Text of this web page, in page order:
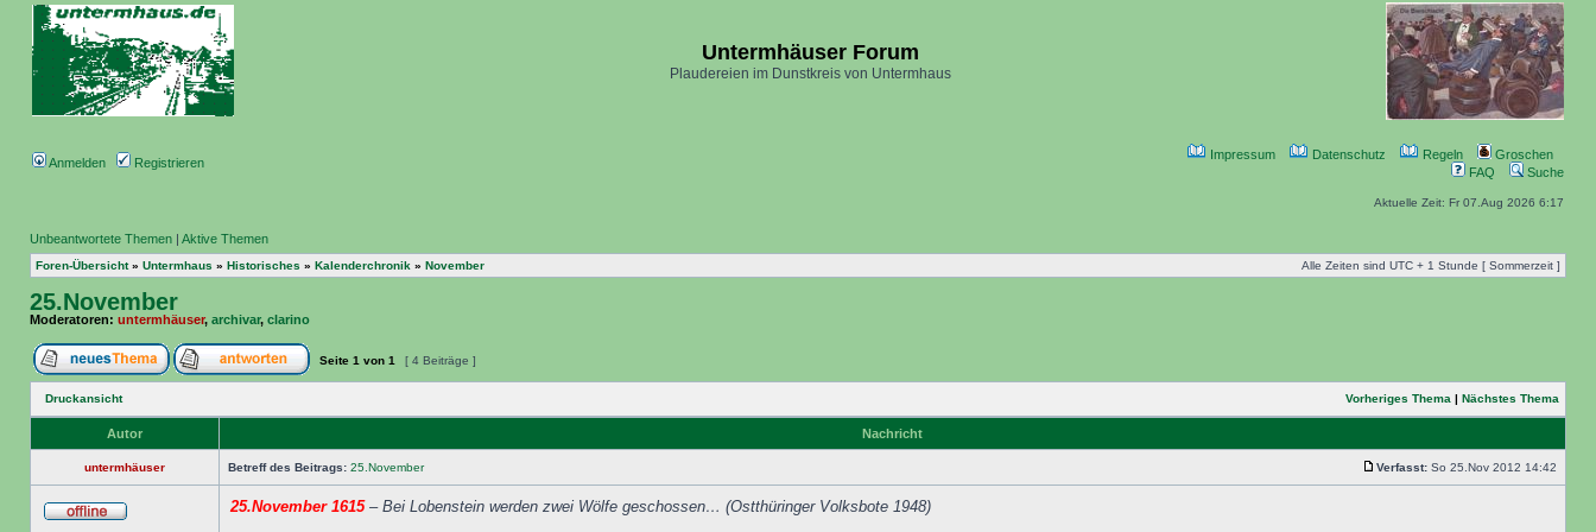
Untermhäuser Forum
Plaudereien im Dunstkreis von Untermhaus
Anmelden Registrieren
Impressum Datenschutz Regeln
Groschen
FAQ
Suche
Aktuelle Zeit: Fr 07.Aug 2026 6:17
Unbeantwortete Themen | Aktive Themen
Foren-Übersicht» Untermhaus » Historisches » Kalenderchronik » November Alle Zeiten sind UTC + 1 Stunde [ Sommerzeit ]
25.November
Moderatoren: untermhäuser, archivar, clarino
Seite 1 von 1 [ 4 Beiträge ]
Druckansicht Vorheriges Thema | Nächstes Thema
Autor Nachricht
untermhäuser Betreff des Beitrags: 25.November Verfasst: So 25.Nov 2012 14:42
25.November 1615– Bei Lobenstein werden zwei Wölfe geschossen… (Ostthüringer Volksbote 1948)